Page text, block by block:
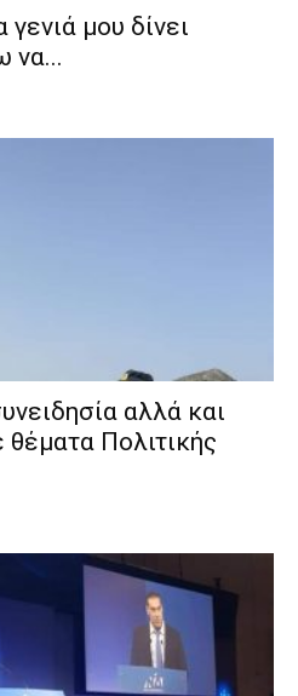
μου δίνει
να...
αλλά και
θέματα Πολιτικής